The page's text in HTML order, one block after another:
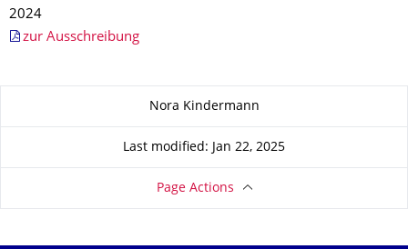
2024
zur Ausschreibung
About this pageNora Kindermann
Last modified: Jan 22, 2025
Page Actions